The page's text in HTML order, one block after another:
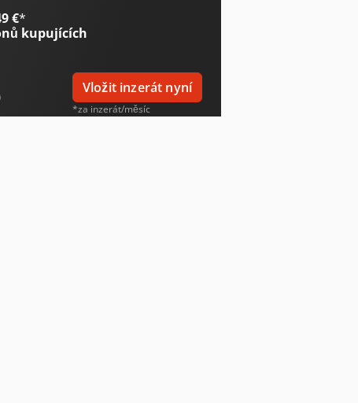
€*
kupujících
Vložit inzerát nyní
*za inzerát/měsíc